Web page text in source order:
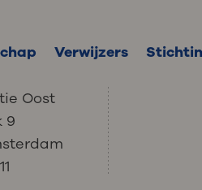
Verwijzers
Oost
9